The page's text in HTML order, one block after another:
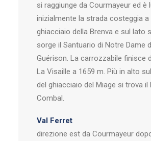
si raggiunge da Courmayeur ed è
inizialmente la strada costeggia a
ghiacciaio della Brenva e sul lato
sorge il Santuario di Notre Dame
Guérison. La carrozzabile finisce
La Visaille a 1659 m. Più in alto
del ghiacciaio del Miage si trova il
Combal.
Val Ferret
direzione est da Courmayeur